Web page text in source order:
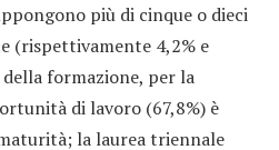
più di cinque o dieci
(rispettivamente 4,2% e
formazione, per la
di lavoro (67,8%) è
la laurea triennale